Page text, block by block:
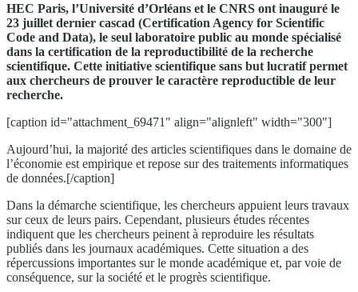
HEC Paris, l’Université d’Orléans et le CNRS ont inauguré le
23 juillet dernier cascad (Certification Agency for Scientific
Code and Data), le seul laboratoire public au monde spécialisé
dans la certification de la reproductibilité de la recherche
scientifique. Cette initiative scientifique sans but lucratif permet
aux chercheurs de prouver le caractère reproductible de leur
recherche.
[caption id="attachment_69471" align="alignleft" width="300"]
Aujourd’hui, la majorité des articles scientifiques dans le domaine de
l’économie est empirique et repose sur des traitements informatiques
de données.[/caption]
Dans la démarche scientifique, les chercheurs appuient leurs travaux
sur ceux de leurs pairs. Cependant, plusieurs études récentes
indiquent que les chercheurs peinent à reproduire les résultats
publiés dans les journaux académiques. Cette situation a des
répercussions importantes sur le monde académique et, par voie de
conséquence, sur la société et le progrès scientifique.